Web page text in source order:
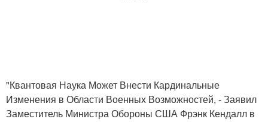
"Квантовая Наука Может Внести Кардинальные
Изменения в Области Военных Возможностей, - Заявил
Заместитель Министра Обороны США Фрэнк Кендалл в